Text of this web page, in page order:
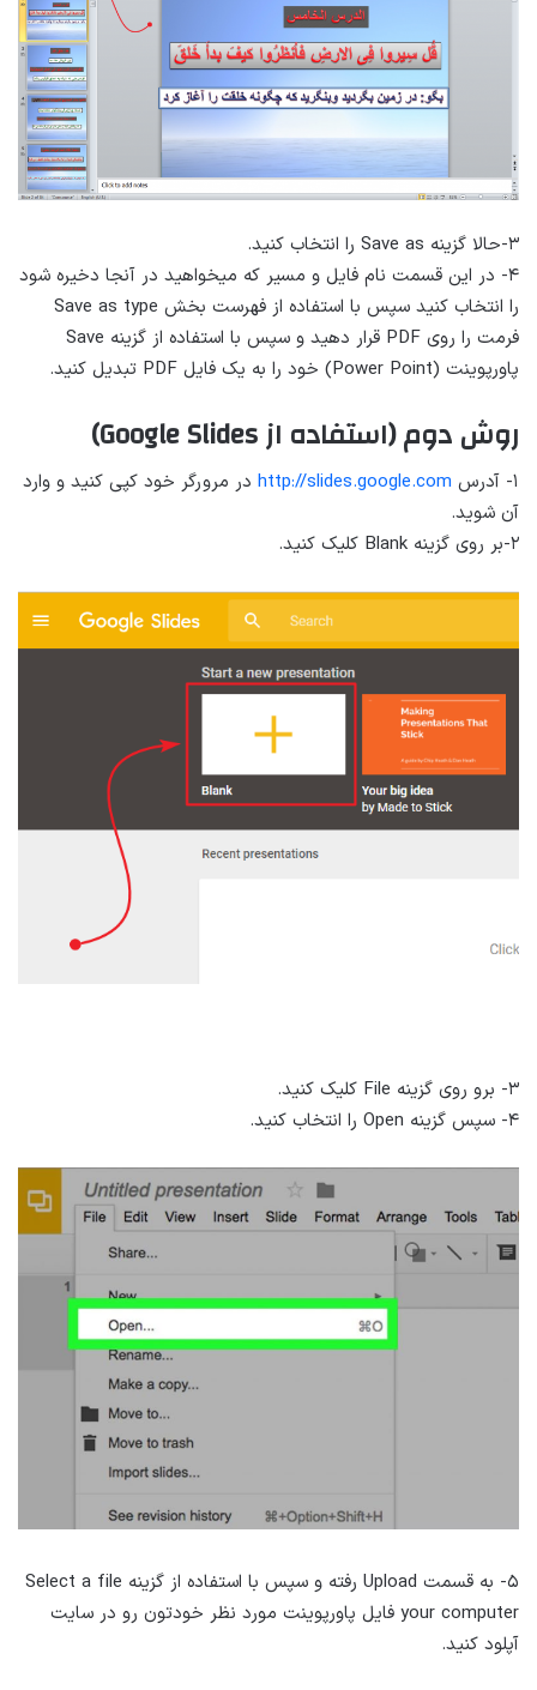
۳-حالا گزینه Save as را انتخاب کنید.
۴- در این قسمت نام فایل و مسیر که میخواهید در آنجا دخیره شود
را انتخاب کنید سپس با استفاده از فهرست بخش Save as type
فرمت را روی PDF قرار دهید و سپس با استفاده از گزینه Save
پاورپوینت (Power Point) خود را به یک فایل PDF تبدیل کنید.
روش دوم (استفاده از Google Slides)
۱- آدرس http://slides.google.com در مرورگر خود کپی کنید و وارد
آن شوید.
۲-بر روی گزینه Blank کلیک کنید.
۳- برو روی گزینه File کلیک کنید.
۴- سپس گزینه Open را انتخاب کنید.
۵- به قسمت Upload رفته و سپس با استفاده از گزینه Select a file
your computer فایل پاورپوینت مورد نظر خودتون رو در سایت
آپلود کنید.